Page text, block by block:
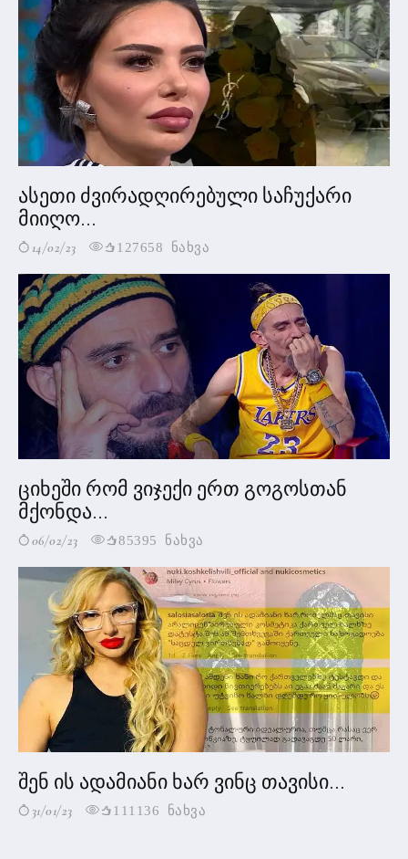
ასეთი ძვირადღირებული საჩუქარი
მიიღო...
14/02/23 127658 ნახვა
ციხეში რომ ვიჯექი ერთ გოგოსთან
მქონდა...
06/02/23 85395 ნახვა
შენ ის ადამიანი ხარ ვინც თავისი...
31/01/23 111136 ნახვა